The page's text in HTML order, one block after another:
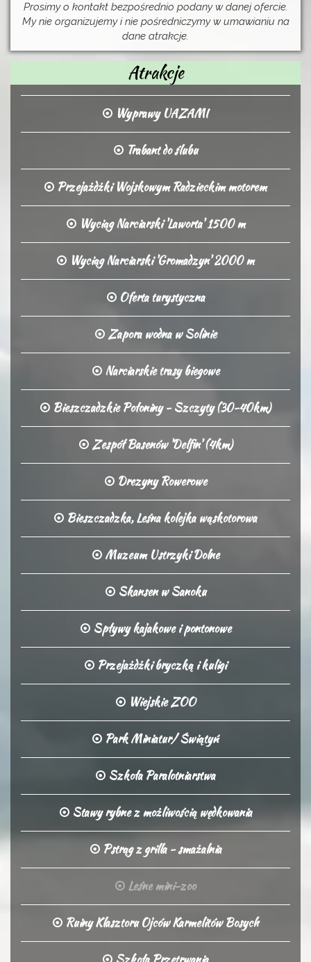
Prosimy o kontakt bezpośrednio podany w danej ofercie.
My nie organizujemy i nie pośredniczymy w umawianiu na
dane atrakcje.
Atrakcje
Wyprawy UAZAMI
Trabant do ślubu
Przejażdżki Wojskowym Radzieckim motorem
Wyciąg Narciarski 'Laworta' 1500 m
Wyciąg Narciarski 'Gromadzyn' 2000 m
Oferta turystyczna
Zapora wodna w Solinie
Narciarskie trasy biegowe
Bieszczadzkie Połoniny - Szczyty (30-40km)
Zespół Basenów 'Delfin' (4km)
Drezyny Rowerowe
Bieszczadzka, Leśna kolejka wąskotorowa
Muzeum Ustrzyki Dolne
Skansen w Sanoku
Spływy kajakowe i pontonowe
Przejażdżki bryczką i kuligi
Wiejskie ZOO
Park Miniatur/ Świątyń
Szkoła Paralotniarstwa
Stawy rybne z możliwością wędkowania
Pstrąg z grilla - smażalnia
Leśne mini-zoo
Ruiny Klasztoru Ojców Karmelitów Bosych